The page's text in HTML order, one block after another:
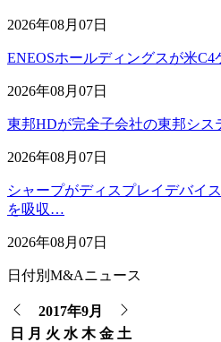
2026年08月07日
ENEOSホールディングスが米
2026年08月07日
東邦HDが完全子会社の東邦シス
2026年08月07日
シャープがディスプレイデバイ
を吸収…
2026年08月07日
日付別M&Aニュース
2017年9月
日
月 火 水 木 金 土